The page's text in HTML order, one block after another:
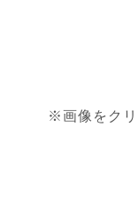
※画像をクリ